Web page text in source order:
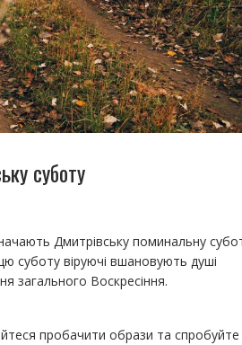
суботу
Дмитрівську поминальну
суботу віруючі вшановують душі
загального Воскресіння.
пробачити образи та спробуйте